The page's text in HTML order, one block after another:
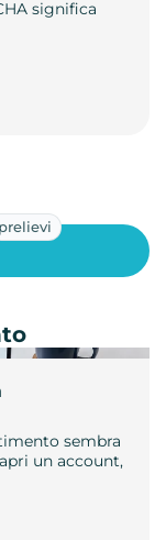
significa
prelievi
sembra
un account,